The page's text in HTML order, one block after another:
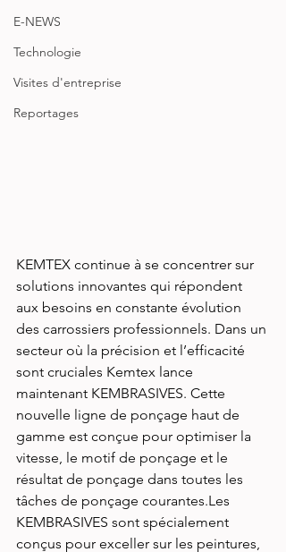
E-NEWS
Technologie
Visites d'entreprise
Reportages
KEMTEX continue à se concentrer sur
solutions innovantes qui répondent
aux besoins en constante évolution
des carrossiers professionnels. Dans un
secteur où la précision et l’efficacité
sont cruciales Kemtex lance
maintenant KEMBRASIVES. Cette
nouvelle ligne de ponçage haut de
gamme est conçue pour optimiser la
vitesse, le motif de ponçage et le
résultat de ponçage dans toutes les
tâches de ponçage courantes.Les
KEMBRASIVES sont spécialement
conçus pour exceller sur les peintures,